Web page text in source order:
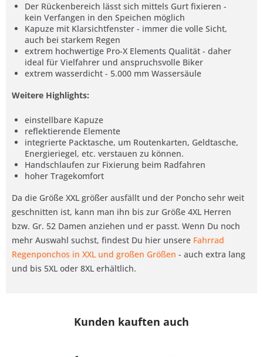
Der Rückenbereich lässt sich mittels Gurt fixieren -
kein Verfangen in den Speichen möglich
Kapuze mit Klarsichtfenster - immer die volle Sicht,
auch bei starkem Regen
extrem hochwertige Pro-X Elements Qualität - daher
ideal für Vielfahrer und anspruchsvolle Biker
extrem wasserdicht - 5.000 mm Wassersäule
Weitere Highlights:
einstellbare Kapuze
reflektierende Elemente
integrierte Packtasche, um Routenkarten, Geldtasche,
Energieriegel, etc. verstauen zu können.
Handschlaufen zur Fixierung beim Radfahren
hoher Tragekomfort
Da die Größe XXL größer ausfällt und der Poncho sehr weit
geschnitten ist, kann man ihn bis zur Größe 4XL Herren
bzw. Gr. 52 Damen anziehen und er passt. Wenn Du noch
mehr Auswahl suchst, findest Du hier unsere Fahrrad
Regenponchos in XXL und großen Größen - auch extra lang
und bis 5XL oder 8XL erhältlich.
Kunden kauften auch